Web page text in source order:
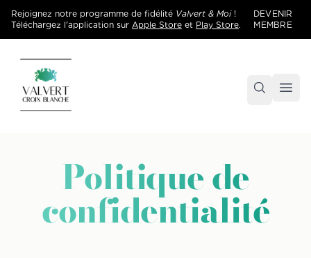
Rejoignez notre programme de fidélité Valvert & Moi!
Téléchargez l'application sur Apple Store et Play Store.
DEVENIR
MEMBRE
Accueil
Politique de
confidentialité